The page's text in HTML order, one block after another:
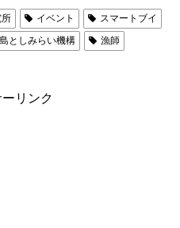
所 イベント
スマートブイ
としみらい機構
漁師
リンク